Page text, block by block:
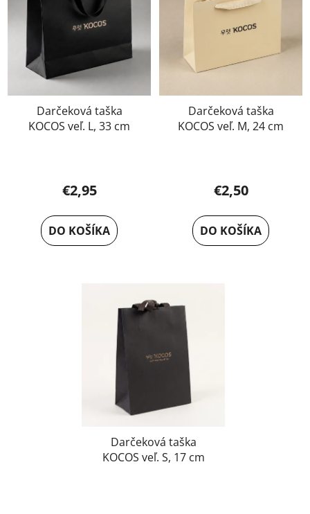
s
d
Darčeková taška
KOCOS veľ. L, 33 cm
€2,95
DO KOŠÍKA
Darčeková taška
KOCOS veľ. M, 24 cm
€2,50
DO KOŠÍKA
Darčeková taška
KOCOS veľ. S, 17 cm